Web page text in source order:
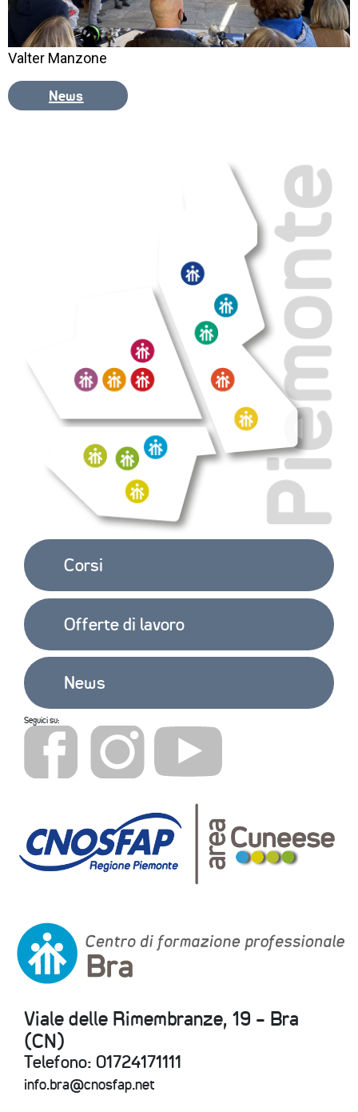
Valter Manzone
News
Corsi
Offerte di lavoro
News
Seguici su:
Viale delle Rimembranze, 19 - Bra
(CN)
Telefono: 01724171111
info.bra@cnosfap.net